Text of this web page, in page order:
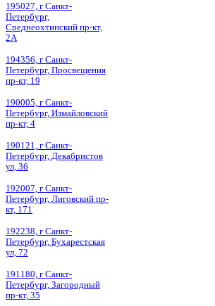
195027, г Санкт-
Петербург,
Среднеохтинский пр-кт,
2А
194356, г Санкт-
Петербург, Просвещения
пр-кт, 19
190005, г Санкт-
Петербург, Измайловский
пр-кт, 4
190121, г Санкт-
Петербург, Декабристов
ул, 36
192007, г Санкт-
Петербург, Лиговский пр-
кт, 171
192238, г Санкт-
Петербург, Бухарестская
ул, 72
191180, г Санкт-
Петербург, Загородный
пр-кт, 35